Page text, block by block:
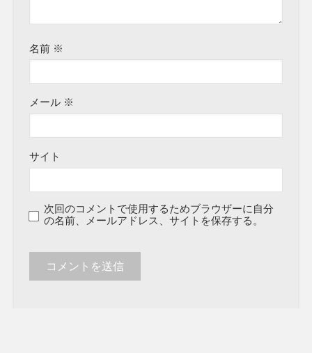
名前 ※
メール ※
サイト
次回のコメントで使用するためブラウザーに自分
の名前、メールアドレス、サイトを保存する。